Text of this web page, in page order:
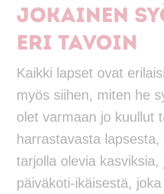
Jokainen
eri tavoin
Kaikki lapset ovat
myös siihen, miten he
olet varmaan jo kuullut
harrastavasta lapsesta,
tarjolla olevia
päiväkoti-ikäisestä,